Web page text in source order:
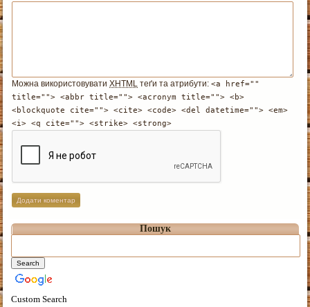
Можна використовуватиXHTML теґи та атрибути:<a href=""
title=""> <abbr title=""> <acronym title=""> <b>
<blockquote cite=""> <cite> <code> <del datetime=""> <em>
<i> <q cite=""> <strike> <strong>
Пошук
Custom Search